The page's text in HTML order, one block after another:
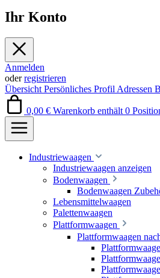
Ihr Konto
Anmelden
oderregistrieren
Übersicht Persönliches Profil Adressen
0,00 € Warenkorb enthält 0
Industriewaagen
Industriewaagen anzeigen
Bodenwaagen
Bodenwaagen
Lebensmittelwaagen
Palettenwaagen
Plattformwaagen
Plattformwaagen